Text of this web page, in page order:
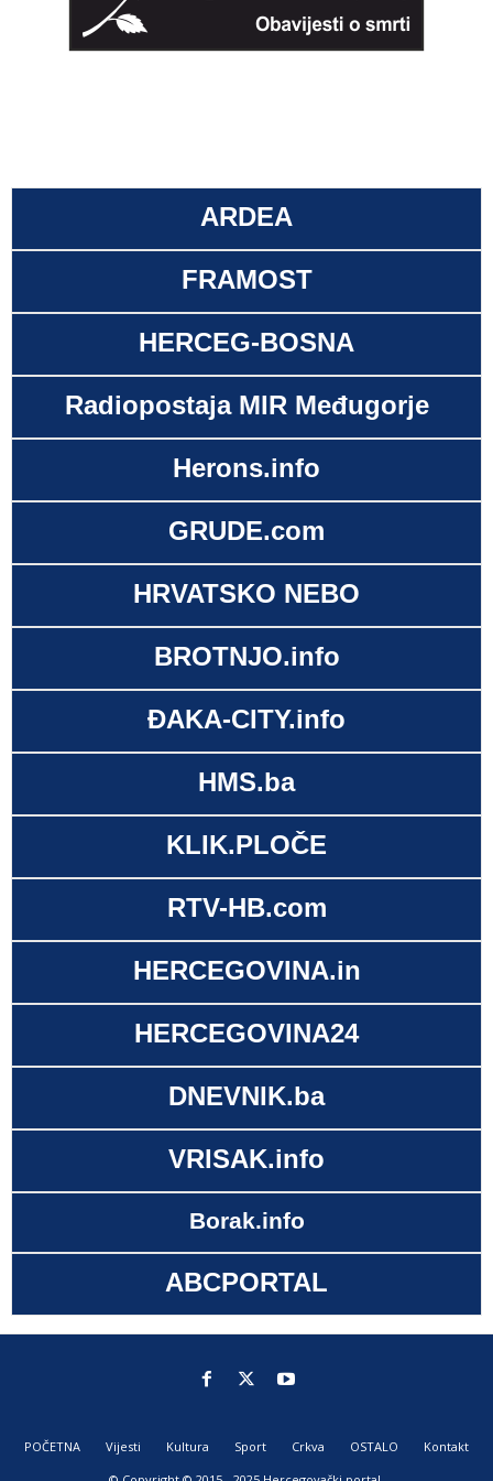
ARDEA
FRAMOST
HERCEG-BOSNA
Radiopostaja MIR Međugorje
Herons.info
GRUDE.com
HRVATSKO NEBO
BROTNJO.info
ĐAKA-CITY.info
HMS.ba
KLIK.PLOČE
RTV-HB.com
HERCEGOVINA.in
HERCEGOVINA24
DNEVNIK.ba
VRISAK.info
Borak.info
ABCPORTAL
POČETNA Vijesti Kultura Sport Crkva OSTALO
Kontakt